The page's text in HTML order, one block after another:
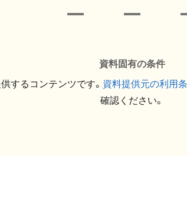
資料固有の条件
するコンテンツです。 資料提供元の利用
確認ください。